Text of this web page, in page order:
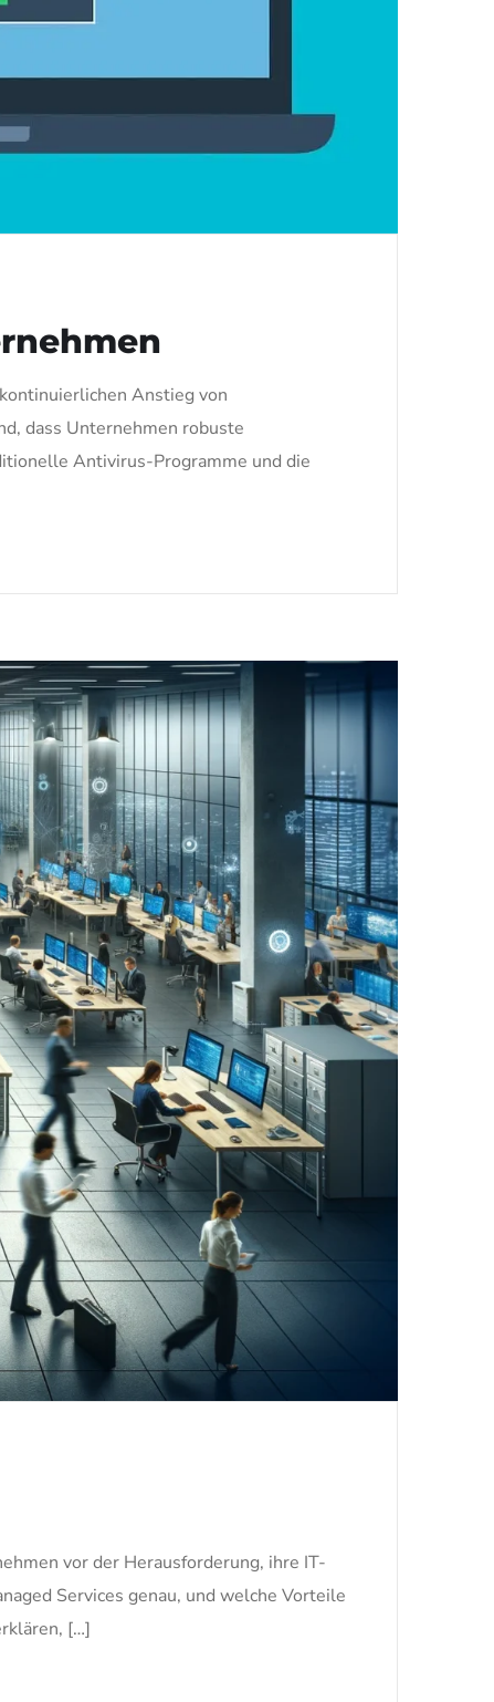
Anstieg von
dass Unternehmen robuste
Antivirus-Programme und die
vor der Herausforderung, ihre IT-
Services genau, und welche Vorteile
[…]